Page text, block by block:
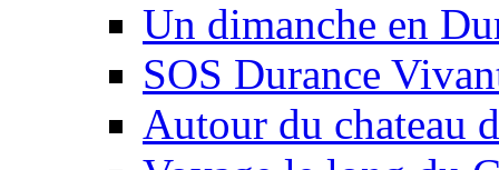
Un dimanche en
SOS Durance
Autour du chateau